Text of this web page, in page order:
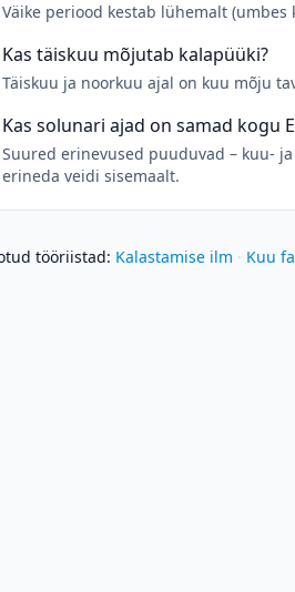
Väike periood kestab lühemalt
Kas täiskuu mõjutab kalapüüki?
Täiskuu ja noorkuu ajal on kuu mõju
Kas solunari ajad on samad kogu
Suured erinevused puuduvad – kuu-
erineda veidi sisemaalt.
tööriistad: Kalastamise ilm · Kuu